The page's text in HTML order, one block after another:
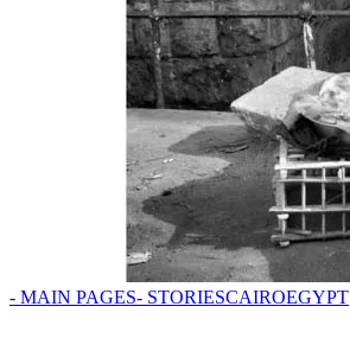
- MAIN PAGES- STORIESCAIROEGYPT